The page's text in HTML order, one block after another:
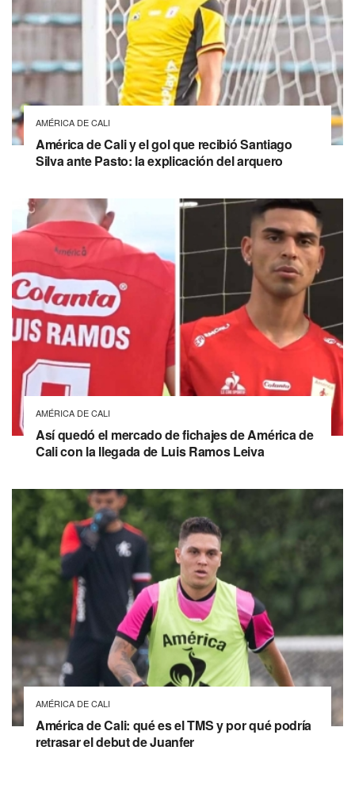
AMÉRICA DE CALI
América de Cali y el gol que recibió Santiago
Silva ante Pasto: la explicación del arquero
AMÉRICA DE CALI
Así quedó el mercado de fichajes de América de
Cali con la llegada de Luis Ramos Leiva
AMÉRICA DE CALI
América de Cali: qué es el TMS y por qué podría
retrasar el debut de Juanfer